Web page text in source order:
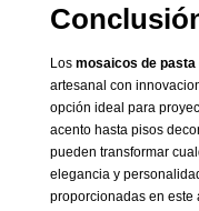
Los mosaicos de pasta
artesanal con
opción ideal para
acento hasta pisos
pueden transformar
elegancia y
proporcionadas en este